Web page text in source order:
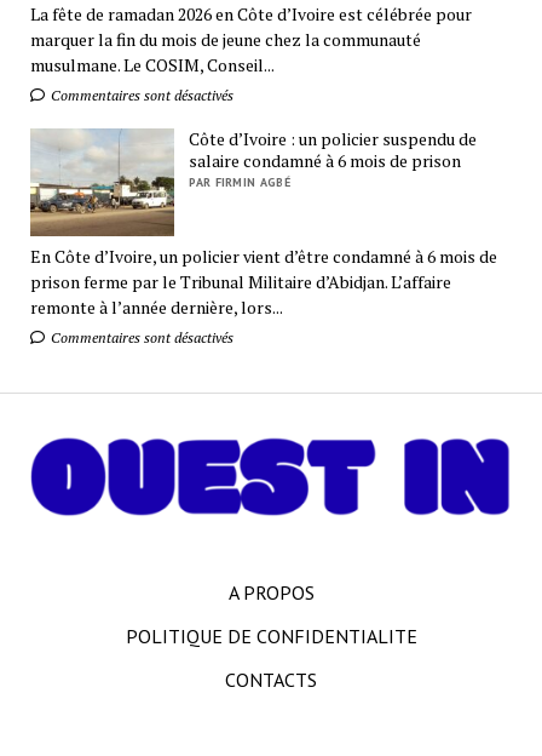
La fête de ramadan 2026 en Côte d’Ivoire est célébrée pour
marquer la fin du mois de jeune chez la communauté
musulmane. Le COSIM, Conseil...
Commentaires sont désactivés
Côte d’Ivoire : un policier suspendu de
salaire condamné à 6 mois de prison
PAR FIRMIN AGBÉ
En Côte d’Ivoire, un policier vient d’être condamné à 6 mois de
prison ferme par le Tribunal Militaire d’Abidjan. L’affaire
remonte à l’année dernière, lors...
Commentaires sont désactivés
A PROPOS
POLITIQUE DE CONFIDENTIALITE
CONTACTS